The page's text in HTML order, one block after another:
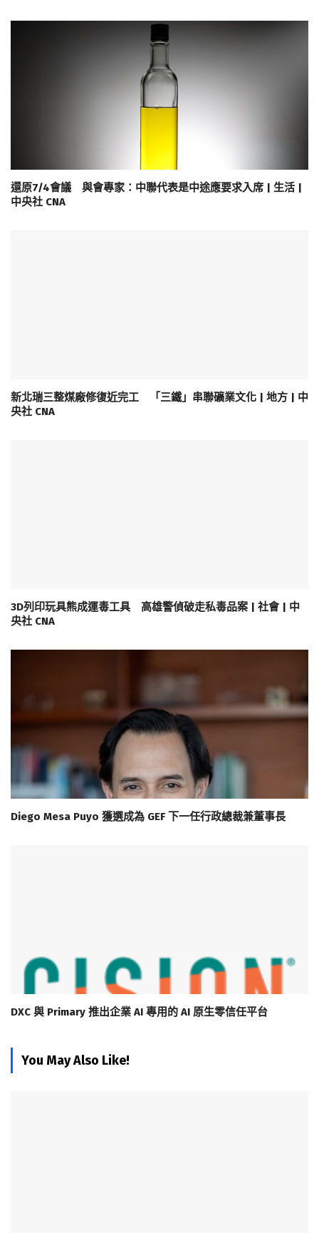
還原7/4會議 與會專家：中聯代表是中途應要求入席 | 生活 |
中央社 CNA
新北瑞三整煤廠修復近完工 「三鐵」串聯礦業文化 | 地方 | 中
央社 CNA
3D列印玩具熊成運毒工具 高雄警偵破走私毒品案 | 社會 | 中
央社 CNA
Diego Mesa Puyo 獲選成為 GEF 下一任行政總裁兼董事長
DXC 與 Primary 推出企業 AI 專用的 AI 原生零信任平台
You May Also Like!